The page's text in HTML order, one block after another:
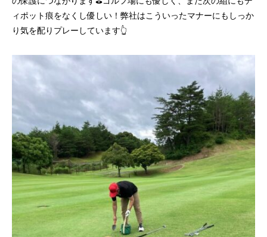
ィポット痕をなくし優しい！弊社はこういったマナーにもしっか
り気を配りプレーしています👆